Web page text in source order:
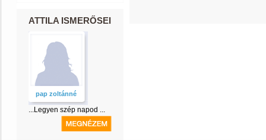
ATTILA ISMERŐSEI
pap zoltánné
...Legyen szép napod ...